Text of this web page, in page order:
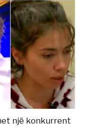
një konkurrent